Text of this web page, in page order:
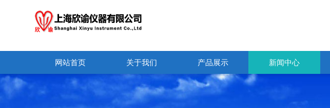
网站首页 关于我们 产品展示 新闻中心